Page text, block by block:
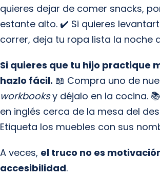
quieres dejar de comer snacks,
estante alto. ✔️ Si quieres
correr, deja tu ropa lista la noche
Si quieres que tu hijo practique
hazlo fácil. 📖 Compra uno de
workbooksy déjalo en la cocina.
en inglés cerca de la mesa del
Etiqueta los muebles con sus
A veces, el truco no es
accesibilidad.